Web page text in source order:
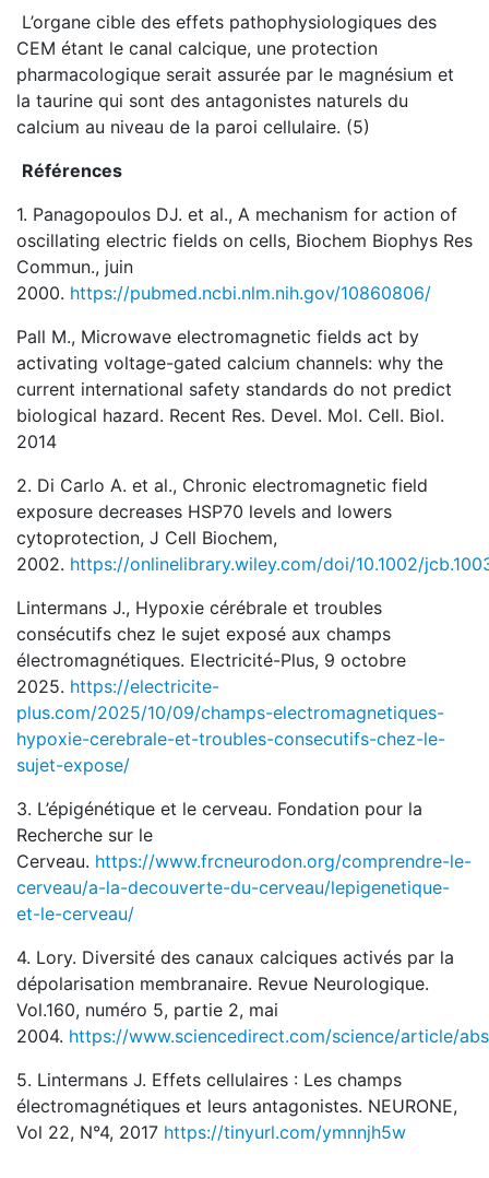
L’organe cible des effets pathophysiologiques des
CEM étant le canal calcique, une protection
pharmacologique serait assurée par le magnésium et
la taurine qui sont des antagonistes naturels du
calcium au niveau de la paroi cellulaire. (5)
Références
1. Panagopoulos DJ. et al., A mechanism for action of
oscillating electric fields on cells, Biochem Biophys Res
Commun., juin
2000. https://pubmed.ncbi.nlm.nih.gov/10860806/
Pall M., Microwave electromagnetic fields act by
activating voltage-gated calcium channels: why the
current international safety standards do not predict
biological hazard. Recent Res. Devel. Mol. Cell. Biol.
2014
2. Di Carlo A. et al., Chronic electromagnetic field
exposure decreases HSP70 levels and lowers
cytoprotection, J Cell Biochem,
2002. https://onlinelibrary.wiley.com/doi/10.1002/
Lintermans J., Hypoxie cérébrale et troubles
consécutifs chez le sujet exposé aux champs
électromagnétiques. Electricité-Plus, 9 octobre
2025. https://electricite-
plus.com/2025/10/09/champs-electromagnetiques-
hypoxie-cerebrale-et-troubles-consecutifs-chez-le-
sujet-expose/
3. L’épigénétique et le cerveau. Fondation pour la
Recherche sur le
Cerveau. https://www.frcneurodon.org/comprendre-le-
cerveau/a-la-decouverte-du-cerveau/lepigenetique-
et-le-cerveau/
4. Lory. Diversité des canaux calciques activés par la
dépolarisation membranaire. Revue Neurologique.
Vol.160, numéro 5, partie 2, mai
2004. https://www.sciencedirect.com/science/article/
5. Lintermans J. Effets cellulaires : Les champs
électromagnétiques et leurs antagonistes. NEURONE,
Vol 22, N°4, 2017 https://tinyurl.com/ymnnjh5w